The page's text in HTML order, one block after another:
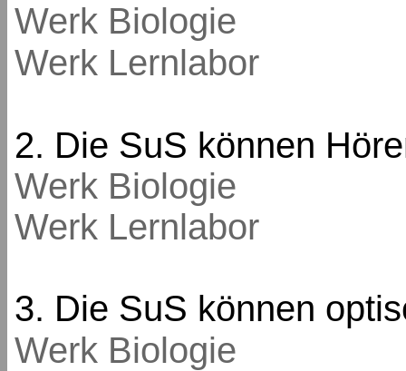
Werk Biologie
Werk Lernlabor
2. Die SuS können
Werk Biologie
Werk Lernlabor
3. Die SuS können
Werk Biologie